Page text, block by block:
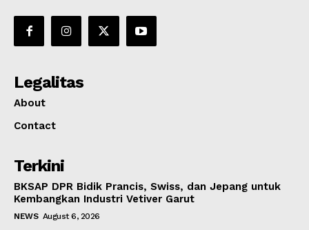
Legalitas
About
Contact
Terkini
BKSAP DPR Bidik Prancis, Swiss, dan Jepang untuk
Kembangkan Industri Vetiver Garut
NEWS August 6, 2026